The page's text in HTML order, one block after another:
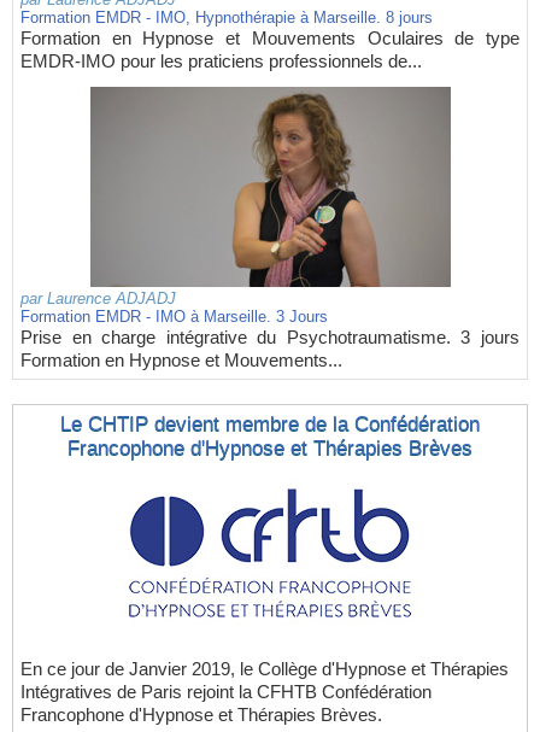
Formation EMDR - IMO, Hypnothérapie à Marseille. 8 jours
Formation en Hypnose et Mouvements Oculaires de type
EMDR-IMO pour les praticiens professionnels de...
par Laurence ADJADJ
Formation EMDR - IMO à Marseille. 3 Jours
Prise en charge intégrative du Psychotraumatisme. 3 jours
Formation en Hypnose et Mouvements...
Le CHTIP devient membre de la Confédération
Francophone d'Hypnose et Thérapies Brèves
En ce jour de Janvier 2019, le Collège d'Hypnose et Thérapies
Intégratives de Paris rejoint la CFHTB Confédération
Francophone d'Hypnose et Thérapies Brèves.